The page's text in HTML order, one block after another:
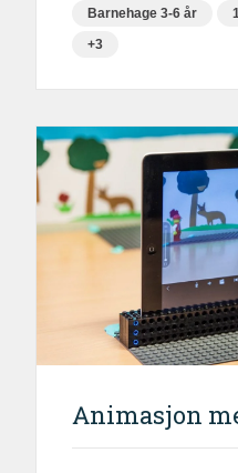
Barnehage 3-6 år
+3
Animasjon